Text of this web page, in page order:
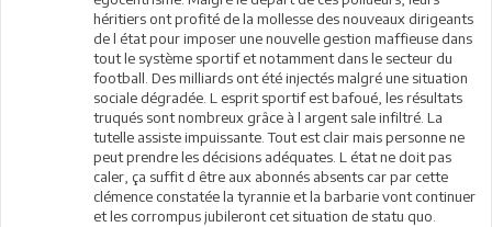
héritiers ont profité de la mollesse des nouveaux dirigeants
de l état pour imposer une nouvelle gestion maffieuse dans
tout le système sportif et notamment dans le secteur du
football. Des milliards ont été injectés malgré une situation
sociale dégradée. L esprit sportif est bafoué, les résultats
truqués sont nombreux grâce à l argent sale infiltré. La
tutelle assiste impuissante. Tout est clair mais personne ne
peut prendre les décisions adéquates. L état ne doit pas
caler, ça suffit d être aux abonnés absents car par cette
clémence constatée la tyrannie et la barbarie vont continuer
et les corrompus jubileront cet situation de statu quo.